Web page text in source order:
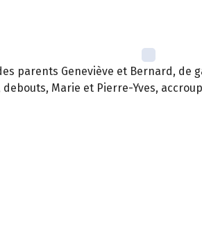
parents Geneviève et Bernard, de
debouts, Marie et Pierre-Yves,